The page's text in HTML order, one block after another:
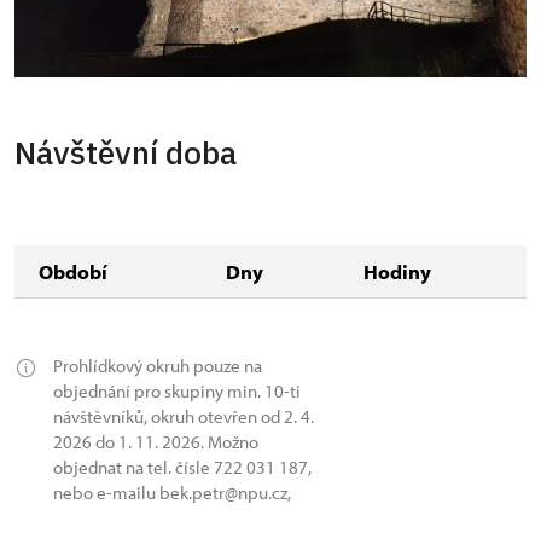
Návštěvní doba
Období Dny Hodiny
Prohlídkový okruh pouze na
objednání pro skupiny min. 10-ti
návštěvníků, okruh otevřen od 2. 4.
2026 do 1. 11. 2026. Možno
objednat na tel. čísle 722 031 187,
nebo e-mailu bek.petr@npu.cz,